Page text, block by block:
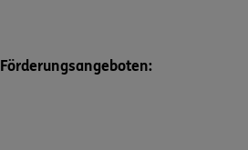
Förderungsangeboten: